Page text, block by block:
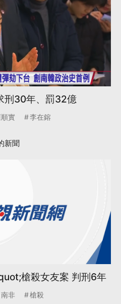
刑30年、罰32億
實 李在鎔
新聞
槍殺女友案 判刑6年
南非 槍殺